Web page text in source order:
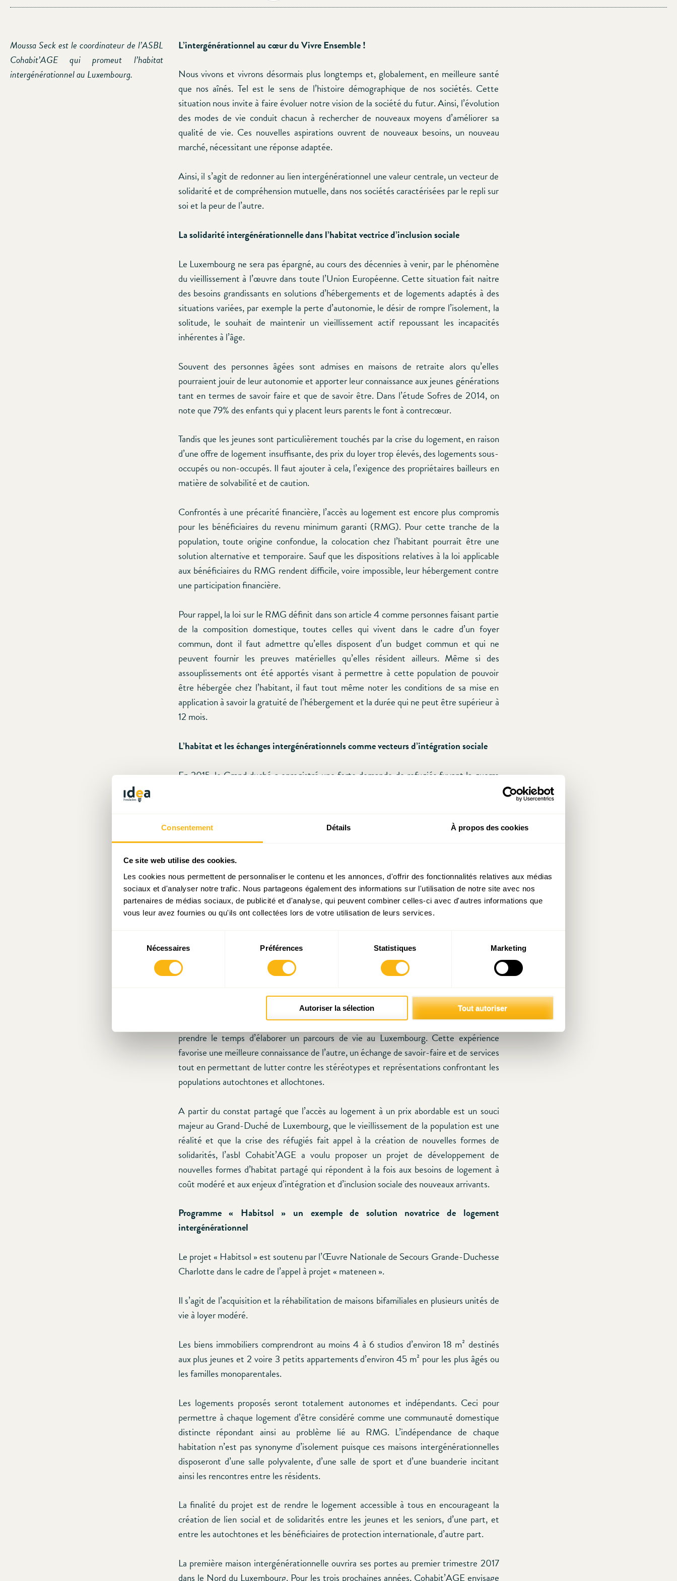
Consentement Détails À propos des cookies
Ce site web utilise des cookies.
Les cookies nous permettent de personnaliser le contenu et les annonces, d'offrir des fonctionnalités relatives aux médias
sociaux et d'analyser notre trafic. Nous partageons également des informations sur l'utilisation de notre site avec nos
partenaires de médias sociaux, de publicité et d'analyse, qui peuvent combiner celles-ci avec d'autres informations que
vous leur avez fournies ou qu'ils ont collectées lors de votre utilisation de leurs services.
consentement
Nécessaires Préférences Statistiques Marketing
Autoriser la sélection Tout autoriser
Moussa Seck est le coordinateur de l’ASBL
Cohabit’AGE qui promeut l’habitat
intergénérationnel au Luxembourg.
L’intergénérationnel au cœur du Vivre Ensemble !
Nous vivons et vivrons désormais plus longtemps et, globalement, en meilleure santé
que nos aînés. Tel est le sens de l’histoire démographique de nos sociétés. Cette
situation nous invite à faire évoluer notre vision de la société du futur. Ainsi, l’évolution
des modes de vie conduit chacun à rechercher de nouveaux moyens d’améliorer sa
qualité de vie. Ces nouvelles aspirations ouvrent de nouveaux besoins, un nouveau
marché, nécessitant une réponse adaptée.
Ainsi, il s’agit de redonner au lien intergénérationnel une valeur centrale, un vecteur de
solidarité et de compréhension mutuelle, dans nos sociétés caractérisées par le repli sur
soi et la peur de l’autre.
La solidarité intergénérationnelle dans l’habitat vectrice d’inclusion sociale
Le Luxembourg ne sera pas épargné, au cours des décennies à venir, par le phénomène
du vieillissement à l’œuvre dans toute l’Union Européenne. Cette situation fait naitre
des besoins grandissants en solutions d’hébergements et de logements adaptés à des
situations variées, par exemple la perte d’autonomie, le désir de rompre l’isolement, la
solitude, le souhait de maintenir un vieillissement actif repoussant les incapacités
inhérentes à l’âge.
Souvent des personnes âgées sont admises en maisons de retraite alors qu’elles
pourraient jouir de leur autonomie et apporter leur connaissance aux jeunes générations
tant en termes de savoir faire et que de savoir être. Dans l’étude Sofres de 2014, on
note que 79% des enfants qui y placent leurs parents le font à contrecœur.
Tandis que les jeunes sont particulièrement touchés par la crise du logement, en raison
d’une offre de logement insuffisante, des prix du loyer trop élevés, des logements sous-
occupés ou non-occupés. Il faut ajouter à cela, l’exigence des propriétaires bailleurs en
matière de solvabilité et de caution.
Confrontés à une précarité financière, l’accès au logement est encore plus compromis
pour les bénéficiaires du revenu minimum garanti (RMG). Pour cette tranche de la
population, toute origine confondue, la colocation chez l’habitant pourrait être une
solution alternative et temporaire. Sauf que les dispositions relatives à la loi applicable
aux bénéficiaires du RMG rendent difficile, voire impossible, leur hébergement contre
une participation financière.
Pour rappel, la loi sur le RMG définit dans son article 4 comme personnes faisant partie
de la composition domestique, toutes celles qui vivent dans le cadre d’un foyer
commun, dont il faut admettre qu’elles disposent d’un budget commun et qui ne
peuvent fournir les preuves matérielles qu’elles résident ailleurs. Même si des
assouplissements ont été apportés visant à permettre à cette population de pouvoir
être hébergée chez l’habitant, il faut tout même noter les conditions de sa mise en
application à savoir la gratuité de l’hébergement et la durée qui ne peut être supérieur à
12 mois.
L’habitat et les échanges intergénérationnels comme vecteurs d’intégration sociale
En 2015, le Grand duché a enregistré une forte demande de refugiés fuyant la guerre
lancé dans le contexte de la crise migratoire et en réponse au remarquable élan de
solidarité de la société civile, un appel à projets unique en Europe, dénommé «
mateneen », doté d’une enveloppe de 12 millions d’euros. L’objectif est de réunir les
conditions qui permettront à différents acteurs de mettre en place des initiatives qui
visent à agir notamment sur l’accompagnement des demandeurs de protection
internationale (DPI) et l’intégration des bénéficiaires de protection internationale
(BPI), ainsi qu’à leur fournir des hébergements et leur offrir l’apprentissage des langues
Ce faisant, nous avons proposé un projet innovant de maison intergénérationnelle
agrémentée de mentor à l’intégration.
En effet, l’hébergement chez les particuliers est une opportunité pour les réfugiés qui
ne peuvent pas tout de suite avoir accès à un logement pérenne. Il peut permettre de
prendre le temps d’élaborer un parcours de vie au Luxembourg. Cette expérience
favorise une meilleure connaissance de l’autre, un échange de savoir-faire et de services
tout en permettant de lutter contre les stéréotypes et représentations confrontant les
populations autochtones et allochtones.
A partir du constat partagé que l’accès au logement à un prix abordable est un souci
majeur au Grand-Duché de Luxembourg, que le vieillissement de la population est une
réalité et que la crise des réfugiés fait appel à la création de nouvelles formes de
solidarités, l’asbl Cohabit’AGE a voulu proposer un projet de développement de
nouvelles formes d’habitat partagé qui répondent à la fois aux besoins de logement à
coût modéré et aux enjeux d’intégration et d’inclusion sociale des nouveaux arrivants.
Programme « Habitsol » un exemple de solution novatrice de logement
intergénérationnel
Le projet « Habitsol » est soutenu par l’Œuvre Nationale de Secours Grande-Duchesse
Charlotte dans le cadre de l’appel à projet « mateneen ».
Il s’agit de l’acquisition et la réhabilitation de maisons bifamiliales en plusieurs unités de
vie à loyer modéré.
Les biens immobiliers comprendront au moins 4 à 6 studios d’environ 18 m² destinés
aux plus jeunes et 2 voire 3 petits appartements d’environ 45 m² pour les plus âgés ou
les familles monoparentales.
Les logements proposés seront totalement autonomes et indépendants. Ceci pour
permettre à chaque logement d’être considéré comme une communauté domestique
distincte répondant ainsi au problème lié au RMG. L’indépendance de chaque
habitation n’est pas synonyme d’isolement puisque ces maisons intergénérationnelles
disposeront d’une salle polyvalente, d’une salle de sport et d’une buanderie incitant
ainsi les rencontres entre les résidents.
La finalité du projet est de rendre le logement accessible à tous en encourageant la
création de lien social et de solidarités entre les jeunes et les seniors, d’une part, et
entre les autochtones et les bénéficiaires de protection internationale, d’autre part.
La première maison intergénérationnelle ouvrira ses portes au premier trimestre 2017
dans le Nord du Luxembourg. Pour les trois prochaines années, Cohabit’AGE envisage